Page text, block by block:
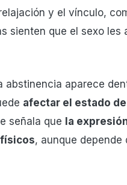
y el vínculo,
sienten que el sexo les
abstinencia aparece
afectar el estado de
señala que la
, aunque depende